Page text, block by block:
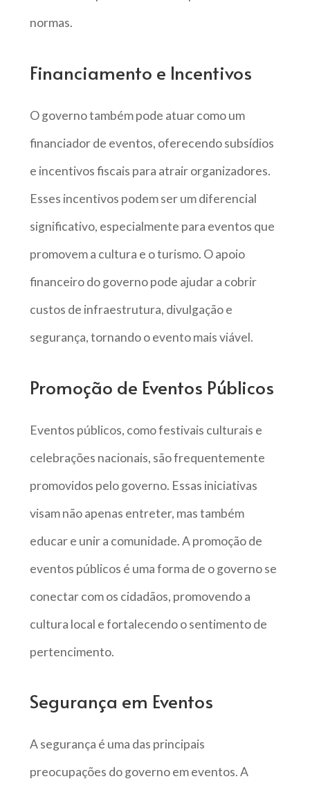
normas.
Financiamento e Incentivos
O governo também pode atuar como um
financiador de eventos, oferecendo subsídios
e incentivos fiscais para atrair organizadores.
Esses incentivos podem ser um diferencial
significativo, especialmente para eventos que
promovem a cultura e o turismo. O apoio
financeiro do governo pode ajudar a cobrir
custos de infraestrutura, divulgação e
segurança, tornando o evento mais viável.
Promoção de Eventos Públicos
Eventos públicos, como festivais culturais e
celebrações nacionais, são frequentemente
promovidos pelo governo. Essas iniciativas
visam não apenas entreter, mas também
educar e unir a comunidade. A promoção de
eventos públicos é uma forma de o governo se
conectar com os cidadãos, promovendo a
cultura local e fortalecendo o sentimento de
pertencimento.
Segurança em Eventos
A segurança é uma das principais
preocupações do governo em eventos. A